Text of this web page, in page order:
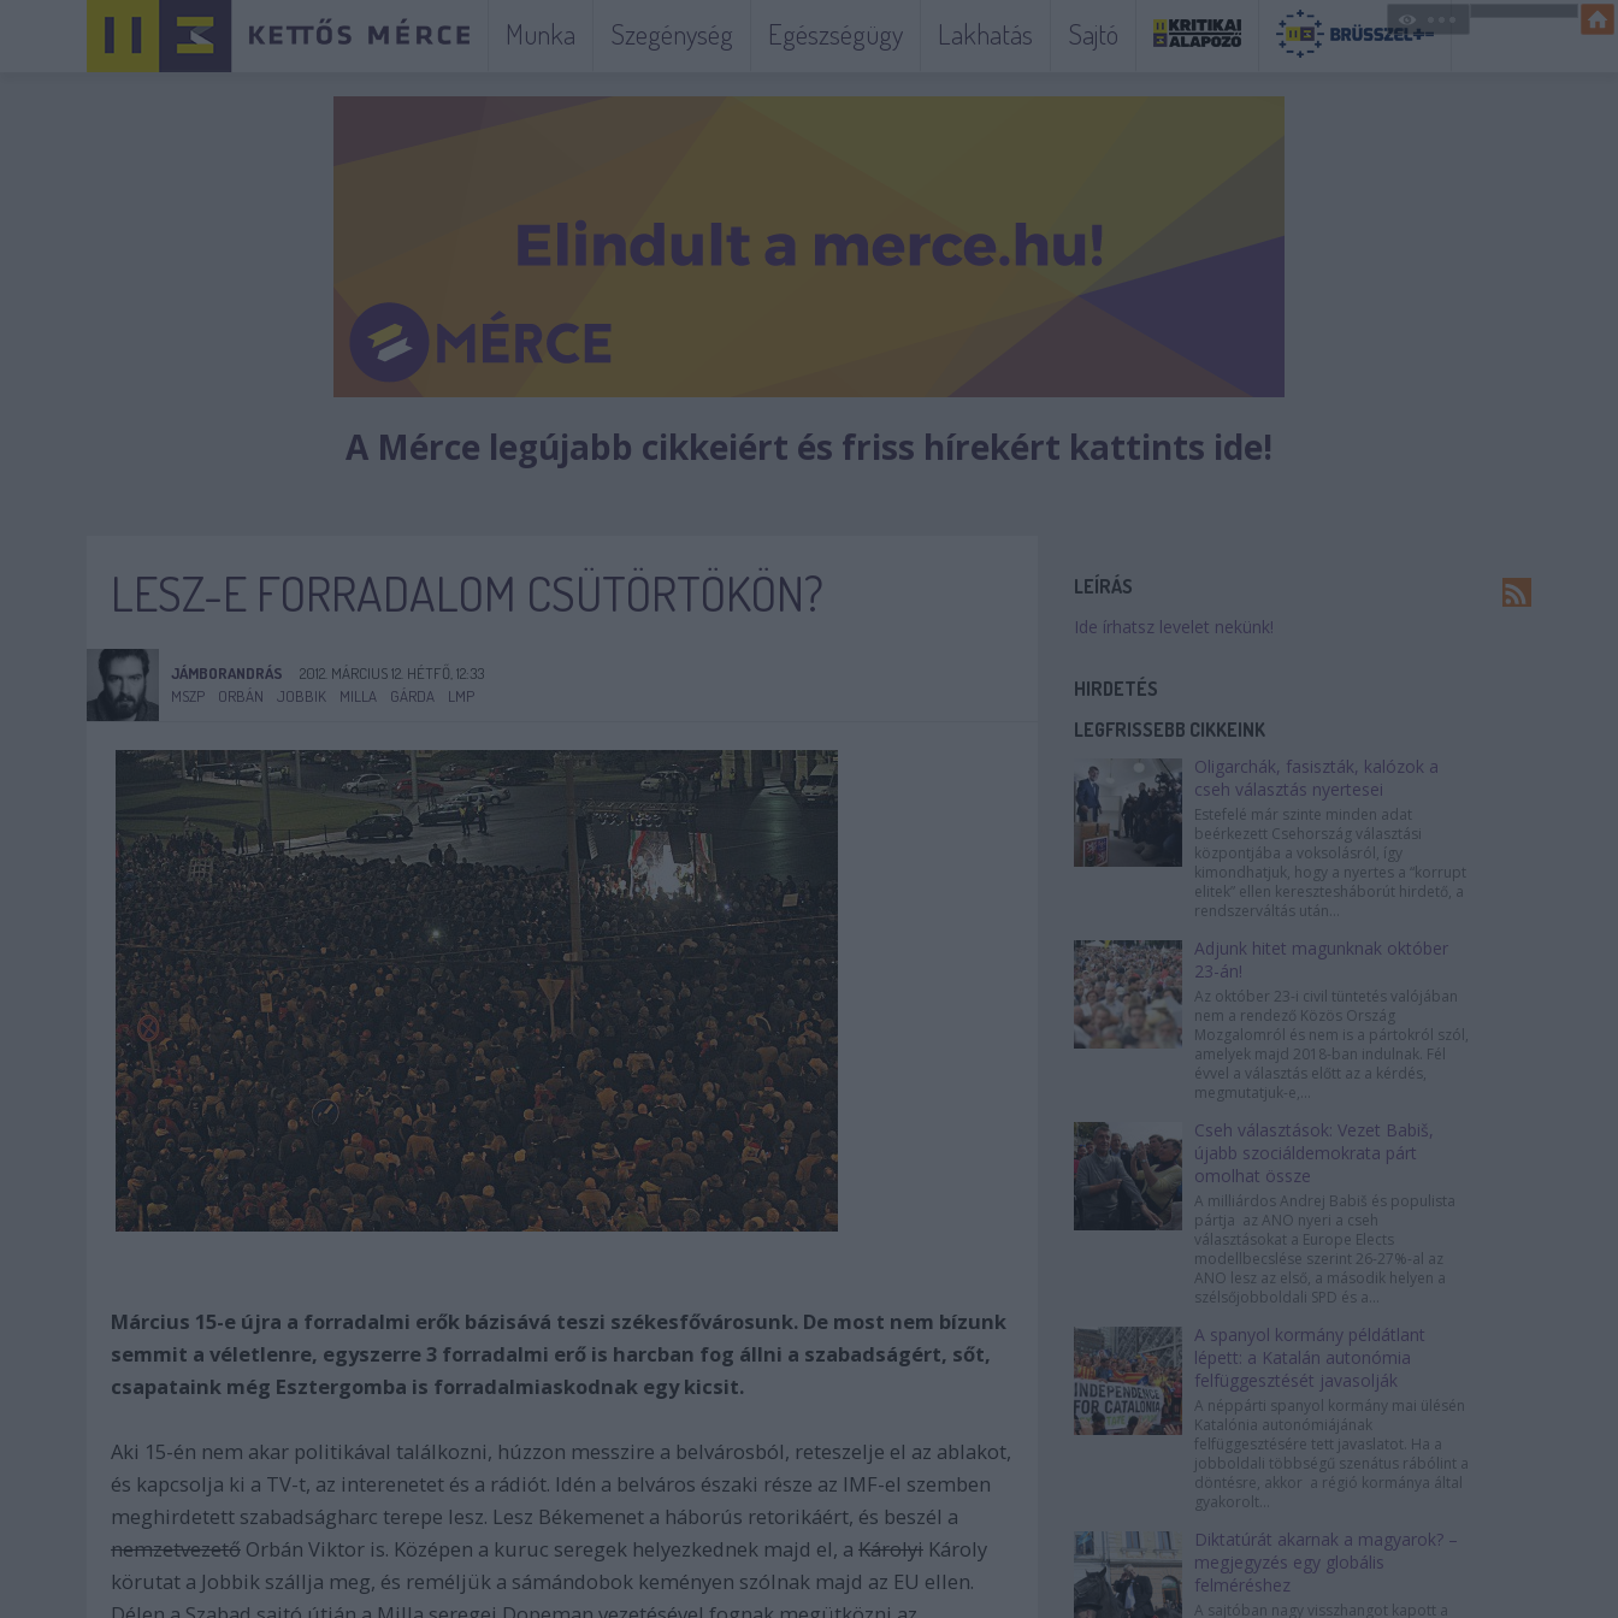
Munka Szegénység Egészségügy Lakhatás Sajtó
A Mérce legújabb cikkeiért és friss hírekért kattints ide!
LESZ-E FORRADALOM CSÜTÖRTÖKÖN?
JÁMBORANDRÁS
2012. MÁRCIUS 12. HÉTFŐ, 12:33
MSZP
ORBÁN JOBBIK MILLA GÁRDA LMP
Március 15-e újra a forradalmi erők bázisává teszi székesfővárosunk. De most nem bízunk
semmit a véletlenre, egyszerre 3 forradalmi erő is harcban fog állni a szabadságért, sőt,
csapataink még Esztergomba is forradalmiaskodnak egy kicsit.
Aki 15-én nem akar politikával találkozni, húzzon messzire a belvárosból, reteszelje el az ablakot,
és kapcsolja ki a TV-t, az interenetet és a rádiót. Idén a belváros északi része az IMF-el szemben
meghirdetett szabadságharc terepe lesz. Lesz Békemenet a háborús retorikáért, és beszél a
nemzetvezető Orbán Viktor is. Középen a kuruc seregek helyezkednek majd el, a Károlyi Károly
körutat a Jobbik szállja meg, és reméljük a sámándobok keményen szólnak majd az EU ellen.
LEÍRÁS
Ide írhatsz levelet nekünk!
HIRDETÉS
LEGFRISSEBB CIKKEINK
Oligarchák, fasiszták, kalózok a
cseh választás nyertesei
Estefelé már szinte minden adat
beérkezett Csehország választási
központjába a voksolásról, így
kimondhatjuk, hogy a nyertes a “korrupt
elitek” ellen keresztesháborút hirdető, a
rendszerváltás után...
Adjunk hitet magunknak október
23-án!
Az október 23-i civil tüntetés valójában
nem a rendező Közös Ország
Mozgalomról és nem is a pártokról szól,
amelyek majd 2018-ban indulnak. Fél
évvel a választás előtt az a kérdés,
megmutatjuk-e,...
Cseh választások: Vezet Babiš,
újabb szociáldemokrata párt
omolhat össze
A milliárdos Andrej Babiš és populista
pártja az ANO nyeri a cseh
választásokat a Europe Elects
modellbecslése szerint 26-27%-al az
ANO lesz az első, a második helyen a
szélsőjobboldali SPD és a...
A spanyol kormány példátlant
lépett: a Katalán autonómia
felfüggesztését javasolják
A néppárti spanyol kormány mai ülésén
Katalónia autonómiájának
felfüggesztésére tett javaslatot. Ha a
jobboldali többségű szenátus rábólint a
döntésre, akkor a régió kormánya által
gyakorolt...
Diktatúrát akarnak a magyarok? –
megjegyzés egy globális
felméréshez
A sajtóban nagy visszhangot kapott a